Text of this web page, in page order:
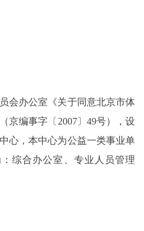
办公室《关于同意北京市体
京编事字〔2007〕49号），设
心，本中心为公益一类事业单
综合办公室、专业人员管理